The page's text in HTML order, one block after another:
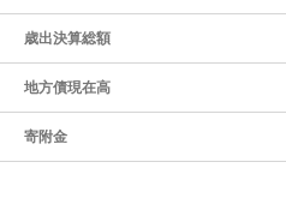
歳出決算総額
地方債現在高
寄附金